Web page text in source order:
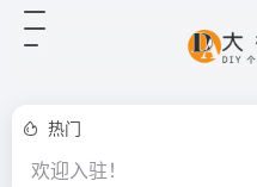
热门
欢迎入驻！